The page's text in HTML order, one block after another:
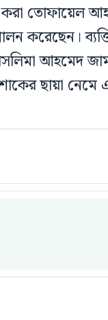
করা তোফায়েল
করেছেন।
আহমেদ
ছায়া নেমে